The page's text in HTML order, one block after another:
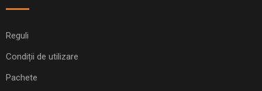
Reguli
Condiții de utilizare
Pachete